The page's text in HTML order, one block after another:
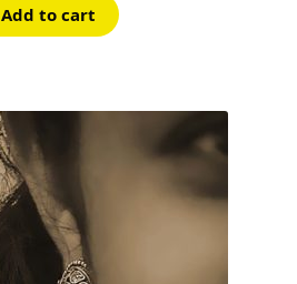
Add to cart